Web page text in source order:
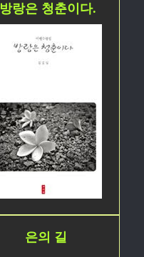
방랑은 청춘이다.
은의 길